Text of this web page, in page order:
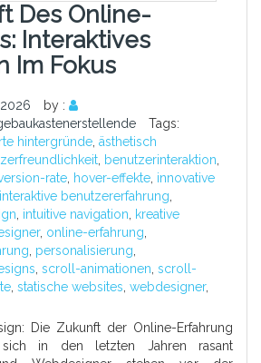
Des Online-
Interaktives
Im Fokus
by :
Tags:
hintergründe, ästhetisch
, benutzerinteraktion,
rate, hover-effekte, innovative
interaktive benutzererfahrung,
, intuitive navigation, kreative
, online-erfahrung,
, personalisierung,
, scroll-animationen, scroll-
, statische websites, webdesigner,
Die Zukunft der Online-Erfahrung
in den letzten Jahren rasant